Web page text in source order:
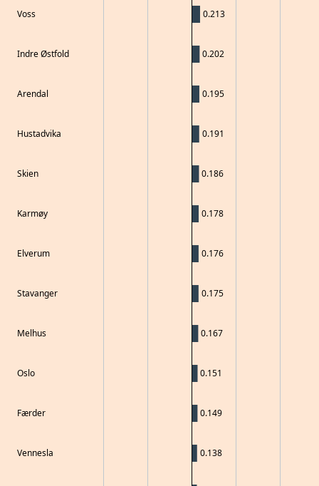
Voss
Indre Østfold
Arendal
Hustadvika
Skien
Karmøy
Elverum
Stavanger
Melhus
Oslo
Færder
Vennesla
0.213
0.202
0.195
0.191
0.186
0.178
0.176
0.175
0.167
0.151
0.149
0.138